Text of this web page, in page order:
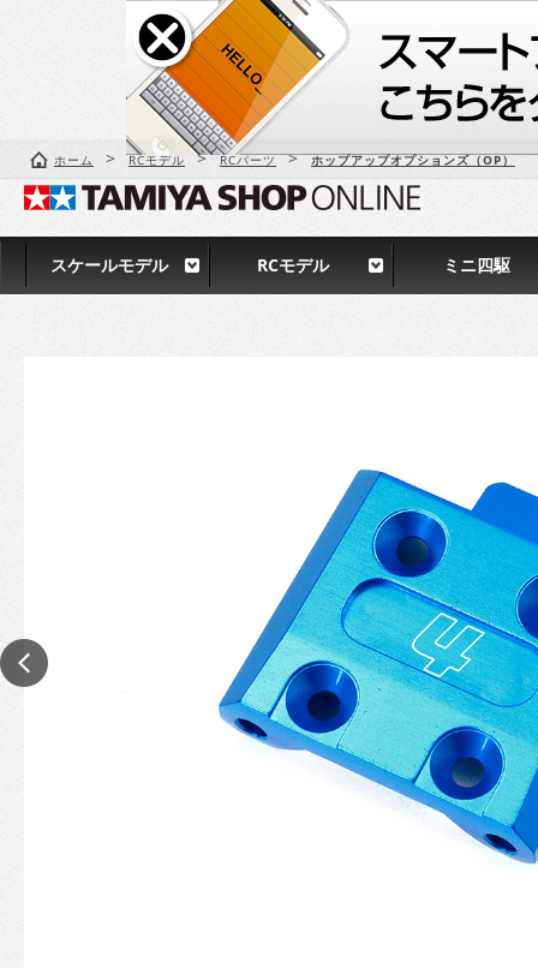
スケールモデル RCモデル ミニ四駆
ホーム > RCモデル > RCパーツ > ホップアップオプションズ（OP）